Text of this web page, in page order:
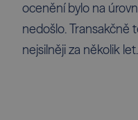
ocenění bylo na
nedošlo. Transakčně
nejsilněji za několik let.